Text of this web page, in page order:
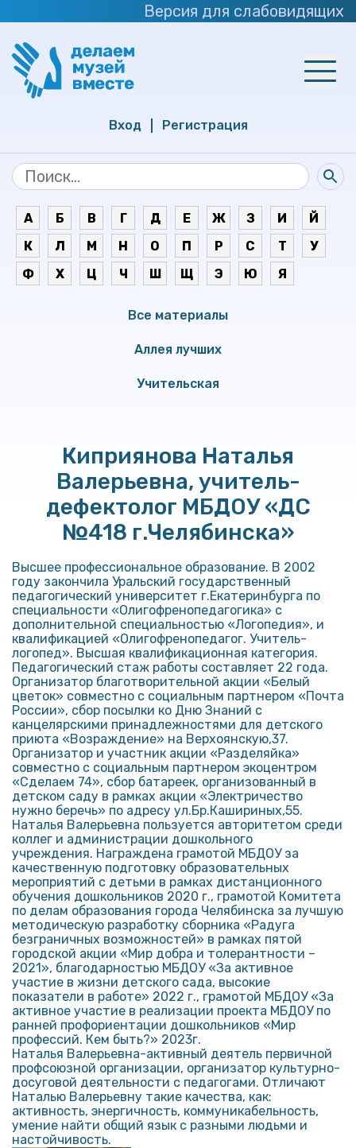
Версия для слабовидящих
Вход Регистрация
А Б В Г Д Е Ж З И
Й
К
Л М Н О П Р С Т
У
Ф
Х Ц Ч Ш Щ Э Ю Я
Все материалы
Аллея лучших
Учительская
Киприянова Наталья
Валерьевна, учитель-
дефектолог МБДОУ «ДС
№418 г.Челябинска»
Высшее профессиональное образование. В 2002
году закончила Уральский государственный
педагогический университет г.Екатеринбурга по
специальности «Олигофренопедагогика» с
дополнительной специальностью «Логопедия», и
квалификацией «Олигофренопедагог. Учитель-
логопед». Высшая квалификационная категория.
Педагогический стаж работы составляет 22 года.
Организатор благотворительной акции «Белый
цветок» совместно с социальным партнером «Почта
России», сбор посылки ко Дню Знаний с
канцелярскими принадлежностями для детского
приюта «Возраждение» на Верхоянскую,37.
Организатор и участник акции «Разделяйка»
совместно с социальным партнером экоцентром
«Сделаем 74», сбор батареек, организованный в
детском саду в рамках акции «Электричество
нужно беречь» по адресу ул.Бр.Кашириных,55.
Наталья Валерьевна пользуется авторитетом среди
коллег и администрации дошкольного
учреждения. Награждена грамотой МБДОУ за
качественную подготовку образовательных
мероприятий с детьми в рамках дистанционного
обучения дошкольников 2020 г., грамотой Комитета
по делам образования города Челябинска за лучшую
методическую разработку сборника «Радуга
безграничных возможностей» в рамках пятой
городской акции «Мир добра и толерантности –
2021», благодарностью МБДОУ «За активное
участие в жизни детского сада, высокие
показатели в работе» 2022 г., грамотой МБДОУ «За
активное участие в реализации проекта МБДОУ по
ранней профориентации дошкольников «Мир
профессий. Кем быть?» 2023г.
Наталья Валерьевна-активный деятель первичной
профсоюзной организации, организатор культурно-
досуговой деятельности с педагогами. Отличают
Наталью Валерьевну такие качества, как:
активность, энергичность, коммуникабельность,
умение найти общий язык с разными людьми и
настойчивость.